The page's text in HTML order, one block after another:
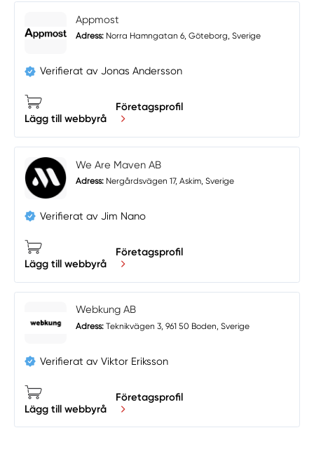
Appmost
Adress: Norra Hamngatan 6, Göteborg, Sverige
Verifierat av Jonas Andersson
Lägg till webbyrå
Företagsprofil
We Are Maven AB
Adress: Nergårdsvägen 17, Askim, Sverige
Verifierat av Jim Nano
Lägg till webbyrå
Företagsprofil
Webkung AB
Adress: Teknikvägen 3, 961 50 Boden, Sverige
Verifierat av Viktor Eriksson
Lägg till webbyrå
Företagsprofil